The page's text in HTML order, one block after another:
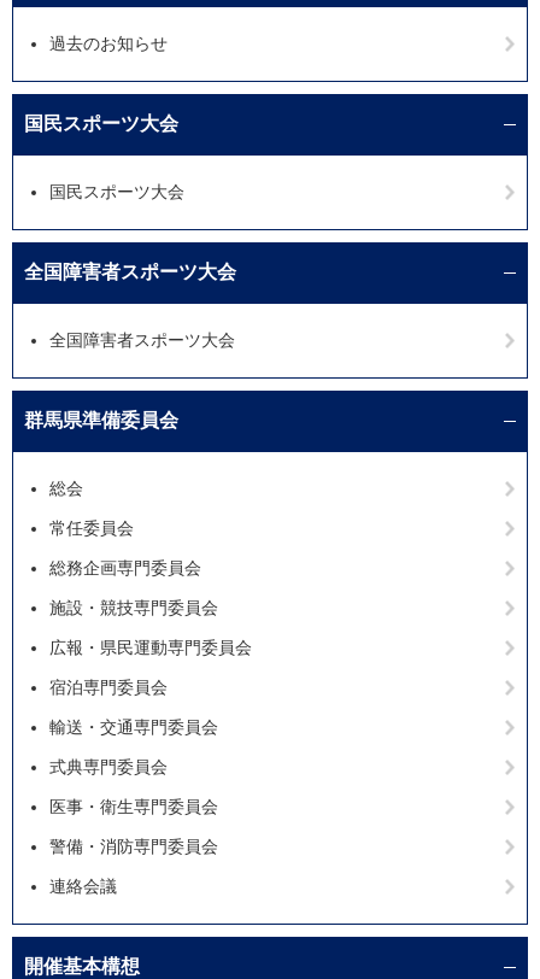
過去のお知らせ
国民スポーツ大会
国民スポーツ大会
全国障害者スポーツ大会
全国障害者スポーツ大会
群馬県準備委員会
総会
常任委員会
総務企画専門委員会
施設・競技専門委員会
広報・県民運動専門委員会
宿泊専門委員会
輸送・交通専門委員会
式典専門委員会
医事・衛生専門委員会
警備・消防専門委員会
連絡会議
開催基本構想